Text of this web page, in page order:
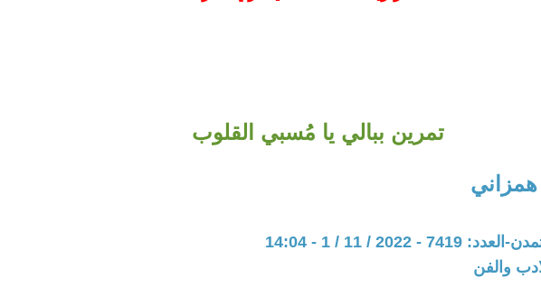
تمرين ببالي يا مُسبي القلوب
- 2022 / 11 / 1 - 14:04
والفن